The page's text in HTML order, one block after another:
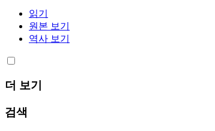
읽기
원본 보기
역사 보기
더 보기
검색